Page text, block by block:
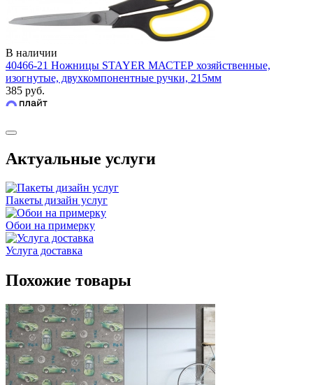
В наличии
40466-21 Ножницы STAYER МАСТЕР хозяйственные,
изогнутые, двухкомпонентные ручки, 215мм
385 руб.
Актуальные услуги
Пакеты дизайн услуг
Обои на примерку
Услуга доставка
Похожие товары